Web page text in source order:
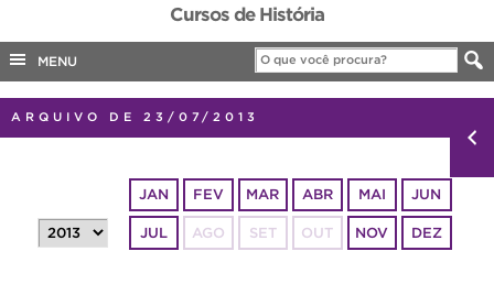
Legislação
Canais
ACESSO À INFORMAÇÃO
AUDITORIA
COBALTO
CONCURSOS
OUVIDORIA
Cursos de História
MENU
ARQUIVO DE 23/07/2013
JAN FEV MAR ABR MAI JUN
JUL AGO SET OUT NOV DEZ